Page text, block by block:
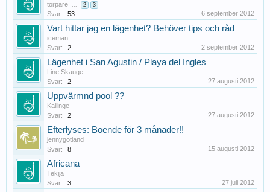
torpare ... 2 3
Svar: 53 6 september 2012
Vart hittar jag en lägenhet? Behöver tips och råd
iceman
Svar:
2 2 september 2012
Lägenhet i San Agustin / Playa del Ingles
Line Skauge
Svar:
2 27 augusti 2012
Uppvärmnd pool ??
Kallinge
Svar:
2 27 augusti 2012
Efterlyses: Boende för 3 månader!!
jennygotland
Svar:
8 15 augusti 2012
Africana
Tekija
Svar:
3 27 juli 2012